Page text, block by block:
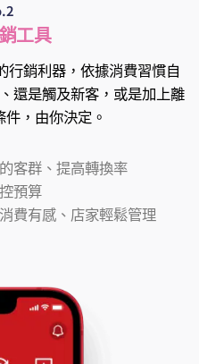
工具
行銷利器，依據消費習慣自
還是觸及新客，或是加上離
，由你決定。
客群、提高轉換率
預算
費有感、店家輕鬆管理